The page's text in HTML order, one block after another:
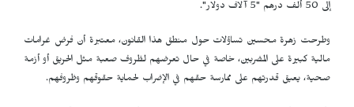
إلى 50 ألف درهم "5 آلاف دولار".
وطرحت زهرة محسين تساؤلات حول منطق هذا القانون، معتبرة أن فرض غرامات
مالية كبيرة على المضربين، خاصة في حال تعرضهم لظروف صعبة مثل الحريق أو أزمة
صحية، يعيق قدرتهم على ممارسة حقهم في الإضراب لحماية حقوقهم وظروفهم.